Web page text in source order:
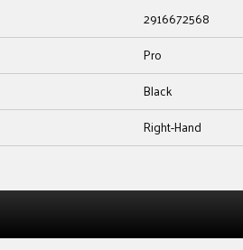
2916672568
Pro
Black
Right-Hand